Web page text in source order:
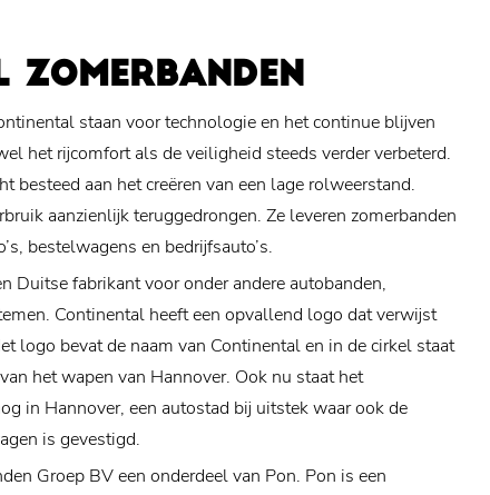
ZOMERBANDEN
staan voor technologie en het continue blijven
het rijcomfort als de veiligheid steeds verder verbeterd.
besteed aan het creëren van een lage rolweerstand.
aanzienlijk teruggedrongen. Ze leveren zomerbanden
bestelwagens en bedrijfsauto’s.
Duitse fabrikant voor onder andere autobanden,
Continental heeft een opvallend logo dat verwijst
logo bevat de naam van Continental en in de cirkel staat
het wapen van Hannover. Ook nu staat het
in Hannover, een autostad bij uitstek waar ook de
is gevestigd.
Groep BV een onderdeel van Pon. Pon is een